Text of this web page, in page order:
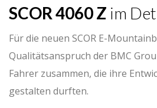
SCOR 4060 Z im
Für die neuen SCOR E-
Qualitätsanspruch der BMC
Fahrer zusammen, die ihre
gestalten durften.